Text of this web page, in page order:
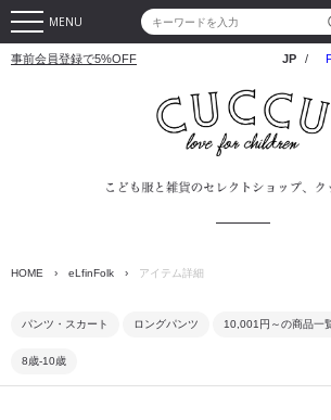
MENU
事前会員登録で5%OFF JP /
HOME › eLfinFolk › アイテム詳細
パンツ・スカート ロングパンツ 10,001円～の商品一
8歳-10歳